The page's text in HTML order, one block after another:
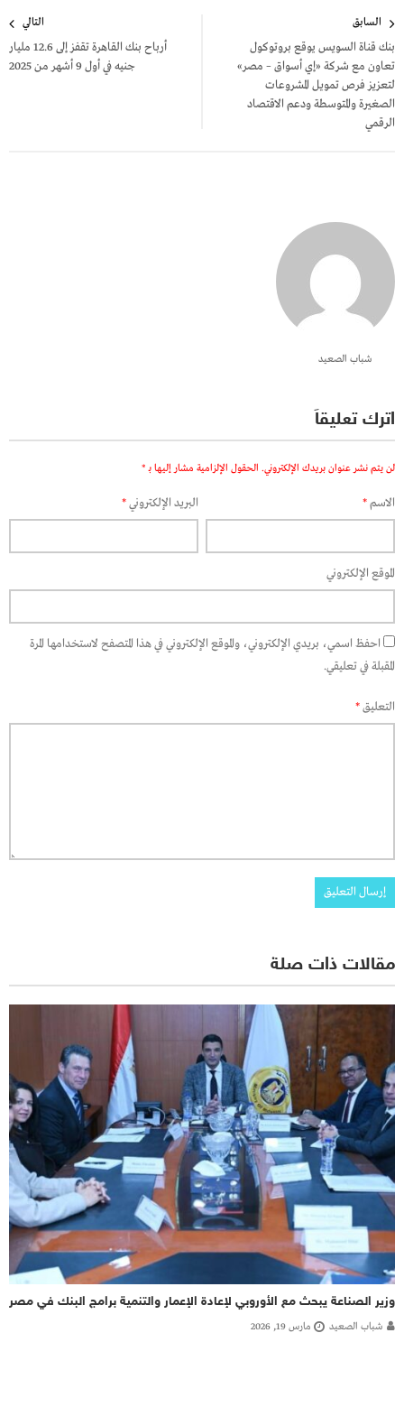
المقالات
السابق
بنك قناة السويس يوقع بروتوكول
تعاون مع شركة «إي أسواق – مصر»
لتعزيز فرص تمويل المشروعات
الصغيرة والمتوسطة ودعم الاقتصاد
الرقمي
التالي
أرباح بنك القاهرة تقفز إلى 12.6 مليار
جنيه في أول 9 أشهر من 2025
شباب الصعيد
اترك تعليقاً
لن يتم نشر عنوان بريدك الإلكتروني. الحقول الإلزامية مشار إليها بـ *
الاسم* البريد الإلكتروني*
الموقع الإلكتروني
احفظ اسمي، بريدي الإلكتروني، والموقع الإلكتروني في هذا المتصفح لاستخدامها المرة
المقبلة في تعليقي.
التعليق*
مقالات ذات صلة
وزير الصناعة يبحث مع الأوروبي لإعادة الإعمار والتنمية برامج البنك في مصر
شباب الصعيد مارس 19, 2026